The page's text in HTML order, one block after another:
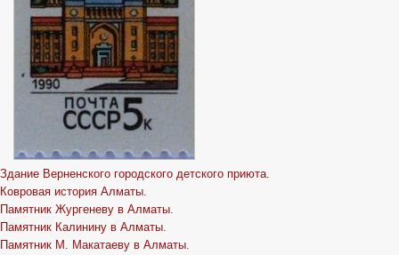
Здание Верненского городского детского приюта.
Ковровая история Алматы.
Памятник Жургеневу в Алматы.
Памятник Калинину в Алматы.
Памятник М. Макатаеву в Алматы.